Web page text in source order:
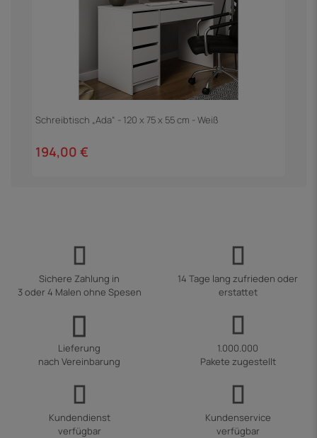
Schreibtisch „Ada“ - 120 x 75 x 55 cm - Weiß
194,00 €
Sichere Zahlung in
3 oder 4 Malen ohne Spesen
14 Tage lang zufrieden oder
erstattet
Lieferung
nach Vereinbarung
1.000.000
Pakete zugestellt
Kundendienst
verfügbar
Kundenservice
verfügbar